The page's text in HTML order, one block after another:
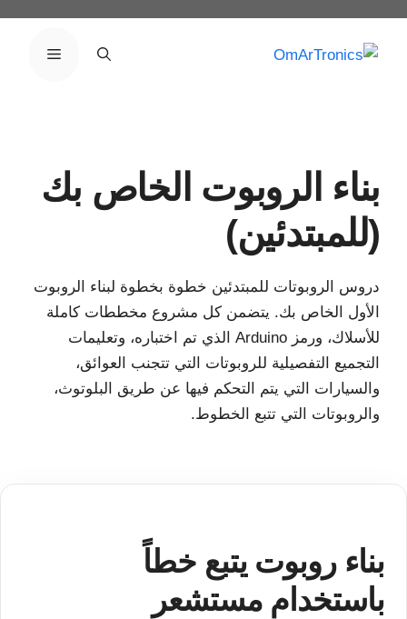
المحتوى
القائمة
بناء الروبوت الخاص بك
(للمبتدئين)
دروس الروبوتات للمبتدئين خطوة بخطوة لبناء الروبوت
الأول الخاص بك. يتضمن كل مشروع مخططات كاملة
للأسلاك، ورمز Arduino الذي تم اختباره، وتعليمات
التجميع التفصيلية للروبوتات التي تتجنب العوائق،
والسيارات التي يتم التحكم فيها عن طريق البلوتوث،
والروبوتات التي تتبع الخطوط.
بناء روبوت يتبع خطاً
باستخدام مستشعر